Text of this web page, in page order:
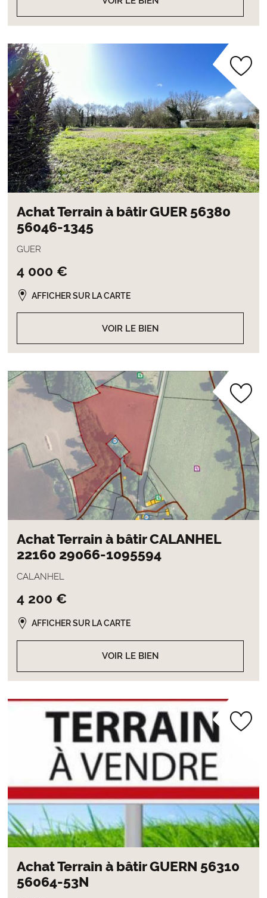
Achat Terrain à bâtir GUER 56380
56046-1345
GUER
4 000 €
VOIR LE BIEN
AFFICHER SUR LA CARTE
Achat Terrain à bâtir CALANHEL
22160 29066-1095594
CALANHEL
4 200 €
VOIR LE BIEN
AFFICHER SUR LA CARTE
Achat Terrain à bâtir GUERN 56310
56064-53N